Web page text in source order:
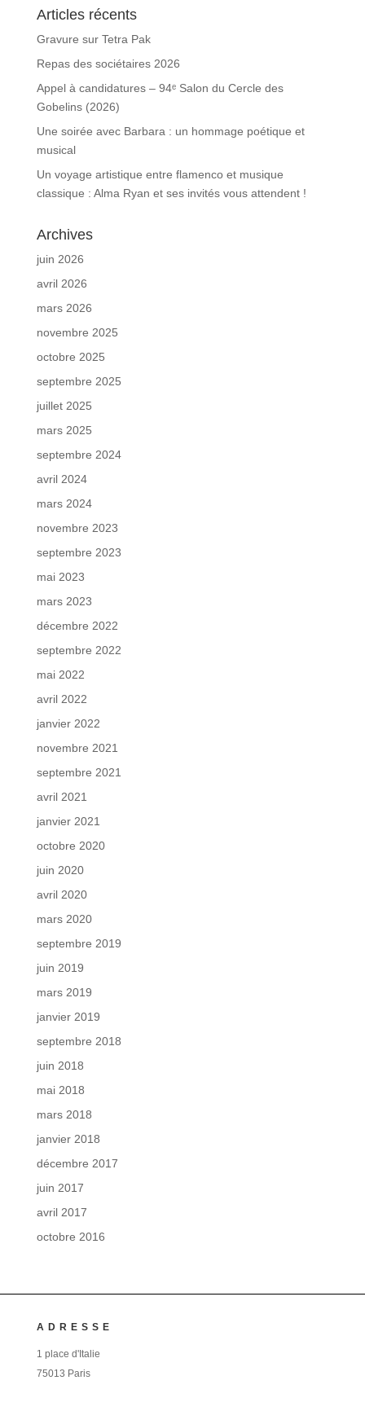
Articles récents
Gravure sur Tetra Pak
Repas des sociétaires 2026
Appel à candidatures – 94ᵉ Salon du Cercle des
Gobelins (2026)
Une soirée avec Barbara : un hommage poétique et
musical
Un voyage artistique entre flamenco et musique
classique : Alma Ryan et ses invités vous attendent !
Archives
juin 2026
avril 2026
mars 2026
novembre 2025
octobre 2025
septembre 2025
juillet 2025
mars 2025
septembre 2024
avril 2024
mars 2024
novembre 2023
septembre 2023
mai 2023
mars 2023
décembre 2022
septembre 2022
mai 2022
avril 2022
janvier 2022
novembre 2021
septembre 2021
avril 2021
janvier 2021
octobre 2020
juin 2020
avril 2020
mars 2020
septembre 2019
juin 2019
mars 2019
janvier 2019
septembre 2018
juin 2018
mai 2018
mars 2018
janvier 2018
décembre 2017
juin 2017
avril 2017
octobre 2016
ADRESSE
1 place d'Italie
75013 Paris